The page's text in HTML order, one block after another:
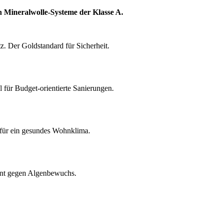
Systeme der Klasse A.
Der Goldstandard für Sicherheit.
Budget-orientierte Sanierungen.
ein gesundes Wohnklima.
gegen Algenbewuchs.